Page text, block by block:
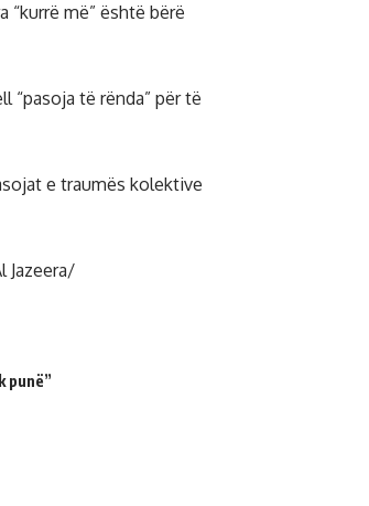
më” është bërë
“pasoja të rënda” për të
e traumës kolektive
Jazeera/
punë”